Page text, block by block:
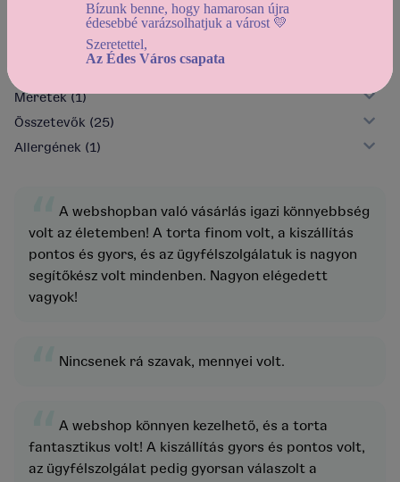
Profi fotós az eseményre
Méretek(1)
Összetevők (25)
Allergének (1)
“A webshopban való vásárlás igazi könnyebbség
volt az életemben! A torta finom volt, a kiszállítás
pontos és gyors, és az ügyfélszolgálatuk is nagyon
segítőkész volt mindenben. Nagyon elégedett
vagyok!
Nincsenek rá szavak, mennyei volt.
“A webshop könnyen kezelhető, és a torta
fantasztikus volt! A kiszállítás gyors és pontos volt,
az ügyfélszolgálat pedig gyorsan válaszolt a
Bízunk benne, hogy hamarosan újra
édesebbé varázsolhatjuk a várost 💛
Szeretettel,
Az Édes Város csapata